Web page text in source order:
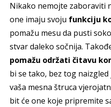
Nikako nemojte zaboraviti
one imaju svoju funkciju
pomažu mesu da pusti
stvar daleko sočnija.
pomažu održati čitavu
bi se tako, bez tog
vaša mesna štruca
bit će one koje pripremite